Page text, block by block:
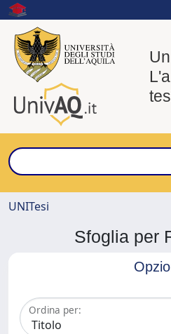
UNITesi
Sfoglia per
Ordina per: